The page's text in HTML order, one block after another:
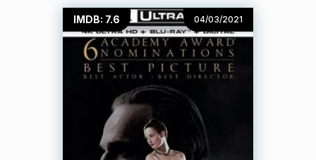
IMDB: 7.6 04/03/2021